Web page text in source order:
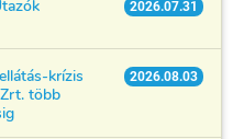
2026.07.31
2026.08.03
krízis
több